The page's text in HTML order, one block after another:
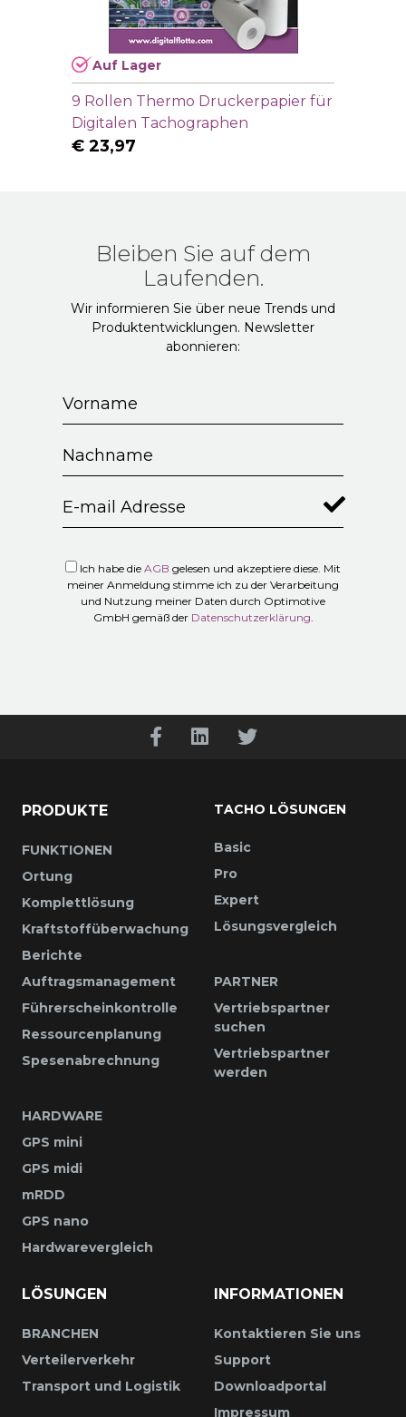
Auf Lager
9 Rollen Thermo Druckerpapier für
Digitalen Tachographen
€ 23,97
Bleiben Sie auf dem
Laufenden.
Wir informieren Sie über neue Trends und
Produktentwicklungen. Newsletter
abonnieren:
Ich habe die AGB gelesen und akzeptiere diese. Mit
meiner Anmeldung stimme ich zu der Verarbeitung
und Nutzung meiner Daten durch Optimotive
GmbH gemäß der Datenschutzerklärung
PRODUKTE
FUNKTIONEN
Ortung
Komplettlösung
Kraftstoffüberwachung
Berichte
Auftragsmanagement
Führerscheinkontrolle
Ressourcenplanung
Spesenabrechnung
HARDWARE
GPS mini
GPS midi
mRDD
GPS nano
Hardwarevergleich
TACHO LÖSUNGEN
Basic
Pro
Expert
Lösungsvergleich
PARTNER
Vertriebspartner
suchen
Vertriebspartner
werden
LÖSUNGEN
BRANCHEN
Verteilerverkehr
Transport und Logistik
INFORMATIONEN
Kontaktieren Sie uns
Support
Downloadportal
Impressum